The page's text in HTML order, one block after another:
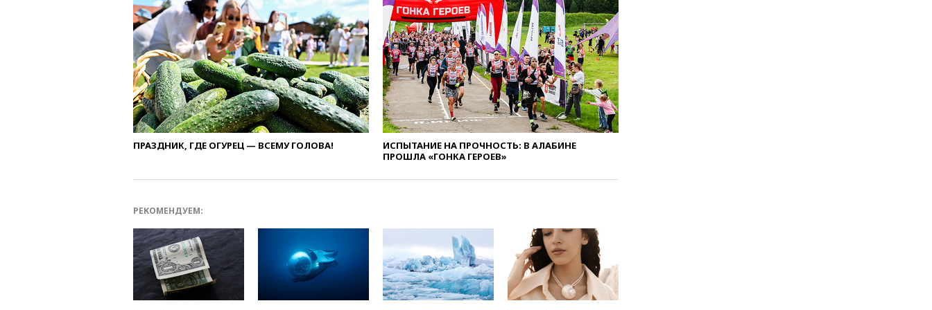
вчера, 20:20Суд США
постановил остановить
строительство бального зала в
Белом доме
вчера, 20:15Сенат США
одобрил ужесточение
санкций против России и
Ирана
против журналистки Катерины
России
вчера, 19:35Зеленский
впервые совершил
официальный визит в Сербию
вчера, 19:19Россиянка
ПРАЗДНИК, ГДЕ ОГУРЕЦ — ВСЕМУ ГОЛОВА!
ИСПЫТАНИЕ НА ПРОЧНОСТЬ: В АЛАБИНЕ
ПРОШЛА «ГОНКА ГЕРОЕВ»
РЕКОМЕНДУЕМ: